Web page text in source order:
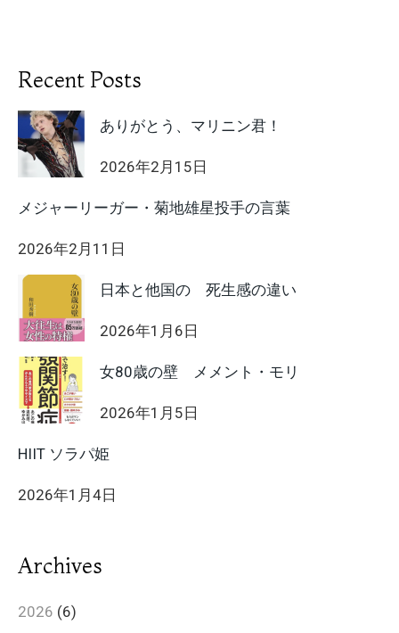
Recent Posts
ありがとう、マリニン君！
2026年2月15日
メジャーリーガー・菊地雄星投手の言葉
2026年2月11日
日本と他国の 死生感の違い
2026年1月6日
女80歳の壁 メメント・モリ
2026年1月5日
HIIT ソラパ姫
2026年1月4日
Archives
2026 (6)